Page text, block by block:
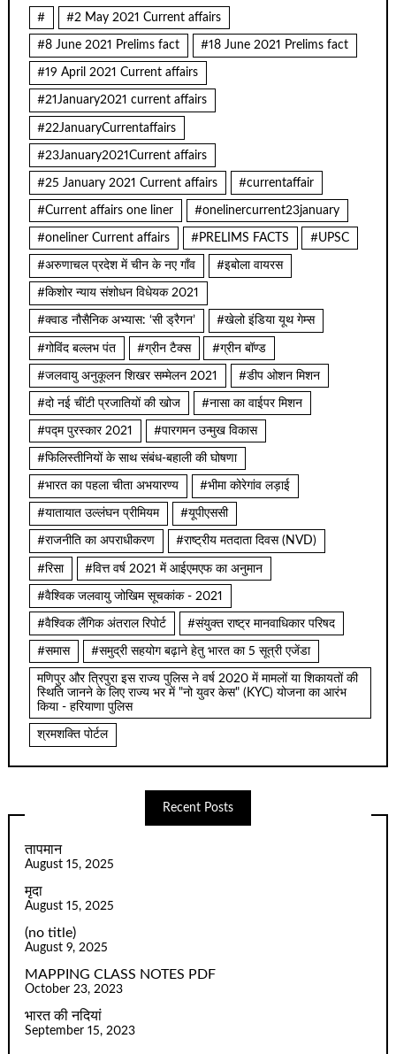
# #2 May 2021 Current affairs
#8 June 2021 Prelims fact #18 June 2021 Prelims fact
#19 April 2021 Current affairs
#21January2021 current affairs
#22JanuaryCurrentaffairs
#23January2021Current affairs
#25 January 2021 Current affairs #currentaffair
#Current affairs one liner #onelinercurrent23january
#oneliner Current affairs #PRELIMS FACTS #UPSC
#अरुणाचल प्रदेश में चीन के नए गाँव #इबोला वायरस
#किशोर न्याय संशोधन विधेयक 2021
#क्वाड नौसैनिक अभ्यास: ‘सी ड्रैगन’ #खेलो इंडिया यूथ गेम्स
#गोविंद बल्लभ पंत #ग्रीन टैक्स #ग्रीन बॉण्ड
#जलवायु अनुकूलन शिखर सम्मेलन 2021 #डीप ओशन मिशन
#दो नई चींटी प्रजातियों की खोज #नासा का वाईपर मिशन
#पद्म पुरस्कार 2021 #पारगमन उन्मुख विकास
#फिलिस्तीनियों के साथ संबंध-बहाली की घोषणा
#भारत का पहला चीता अभयारण्य #भीमा कोरेगांव लड़ाई
#यातायात उल्लंघन प्रीमियम #यूपीएससी
#राजनीति का अपराधीकरण #राष्ट्रीय मतदाता दिवस (NVD)
#रिसा #वित्त वर्ष 2021 में आईएमएफ का अनुमान
#वैश्विक जलवायु जोखिम सूचकांक - 2021
#वैश्विक लैंगिक अंतराल रिपोर्ट #संयुक्त राष्ट्र मानवाधिकार परिषद
#समास #समुद्री सहयोग बढ़ाने हेतु भारत का 5 सूत्री एजेंडा
मणिपुर और त्रिपुरा इस राज्य पुलिस ने वर्ष 2020 में मामलों या शिकायतों की
स्थिति जानने के लिए राज्य भर में "नो युवर केस" (KYC) योजना का आरंभ
किया - हरियाणा पुलिस
श्रमशक्ति पोर्टल
Recent Posts
तापमान
August 15, 2025
मृदा
August 15, 2025
(no title)
August 9, 2025
MAPPING CLASS NOTES PDF
October 23, 2023
भारत की नदियां
September 15, 2023